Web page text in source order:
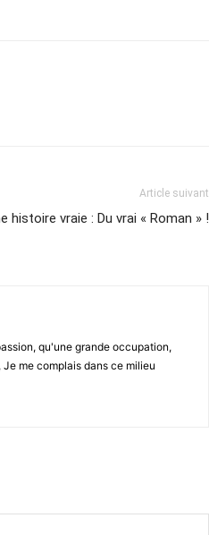
Article suivant
histoire vraie : Du vrai « Roman » !
qu'une grande occupation,
me complais dans ce milieu